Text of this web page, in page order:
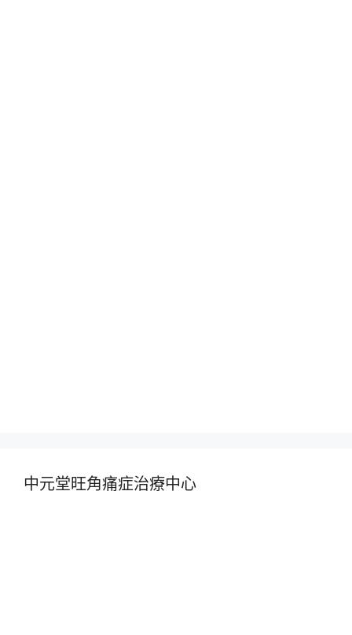
中元堂旺角痛症治療中心